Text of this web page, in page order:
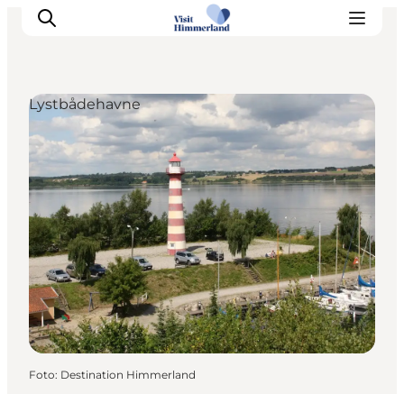
Oplev Himmerland
Udforsk naturen
Himmerlandsbyer
DET SKER
Planlæg din ferie
Book Oplevelser
Praktisk info
Lystbådehavne
Foto: Destination Himmerland